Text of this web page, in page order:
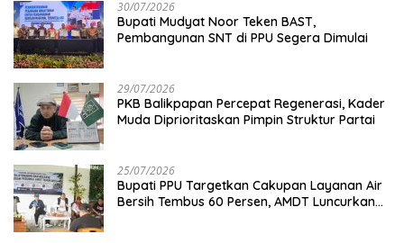
30/07/2026
Bupati Mudyat Noor Teken BAST,
Pembangunan SNT di PPU Segera Dimulai
29/07/2026
PKB Balikpapan Percepat Regenerasi, Kader
Muda Diprioritaskan Pimpin Struktur Partai
25/07/2026
Bupati PPU Targetkan Cakupan Layanan Air
Bersih Tembus 60 Persen, AMDT Luncurkan